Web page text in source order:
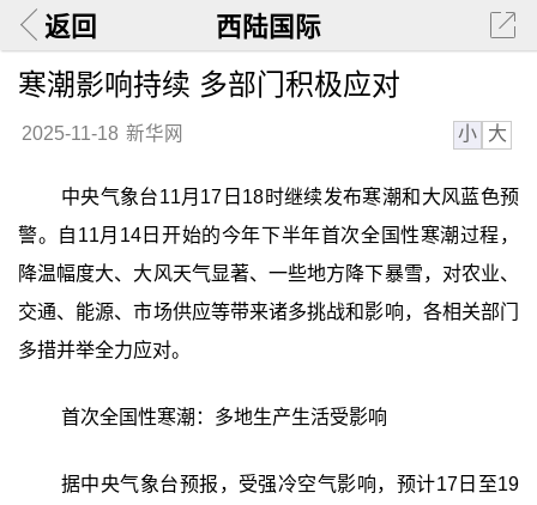
返回 西陆国际
寒潮影响持续 多部门积极应对
2025-11-18 新华网 小 大
中央气象台11月17日18时继续发布寒潮和大风蓝色预
警。自11月14日开始的今年下半年首次全国性寒潮过程，
降温幅度大、大风天气显著、一些地方降下暴雪，对农业、
交通、能源、市场供应等带来诸多挑战和影响，各相关部门
多措并举全力应对。
首次全国性寒潮：多地生产生活受影响
据中央气象台预报，受强冷空气影响，预计17日至19